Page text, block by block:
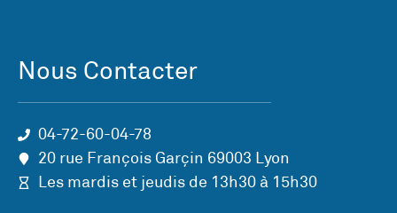
Nous Contacter
04-72-60-04-78
20 rue François Garçin 69003 Lyon
Les mardis et jeudis de 13h30 à 15h30